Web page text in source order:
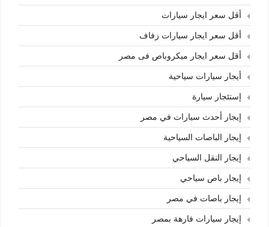
أقل سعر ايجار سيارات
أقل سعر ايجار سيارات زفاف
أقل سعر ايجار ميكروباص فى مصر
أيجار سيارات سياحية
إستئجار سيارة
إيجار أحدث سيارات في مصر
إيجار الباصات السياحية
إيجار النقل السياحي
إيجار باص سياحي
إيجار باصات في مصر
إيجار سيارات فارهة بمصر